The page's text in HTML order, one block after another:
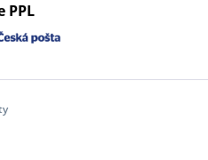
PPL